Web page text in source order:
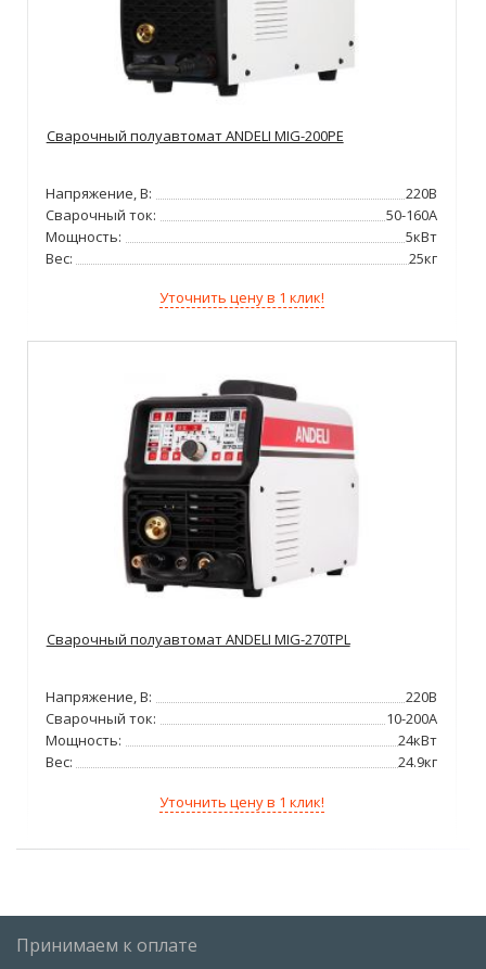
Сварочный полуавтомат ANDELI MIG-200PE
Напряжение, В:
220В
Сварочный ток:
50-160А
Мощность:
5кВт
Вес:
25кг
Уточнить цену в 1 клик!
Сварочный полуавтомат ANDELI MIG-270TPL
Напряжение, В:
220В
Сварочный ток:
10-200А
Мощность:
24кВт
Вес:
24.9кг
Уточнить цену в 1 клик!
Принимаем к оплате